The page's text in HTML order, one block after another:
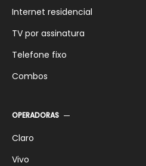
Internet residencial
TV por assinatura
Telefone fixo
Combos
OPERADORAS
Claro
Vivo